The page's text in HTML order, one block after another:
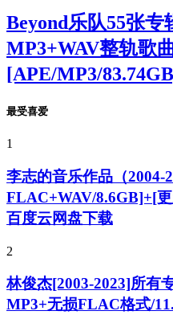
Beyond乐队55张
MP3+WAV整轨歌
[APE/MP3/
最受喜爱
1
李志的音乐作品（2004-
FLAC+WAV/8.6GB]+[
百度云网盘下载
2
林俊杰[2003-2023]所有
MP3+无损FLAC格式/